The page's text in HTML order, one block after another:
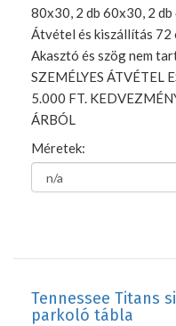
80x30, 2 db 60x30, 2
Átvétel és kiszállítás 72
Akasztó és szög nem
SZEMÉLYES ÁTVÉTEL
5.000 FT.
ÁRBÓL
Méretek:
Tennessee Titans
parkoló tábla